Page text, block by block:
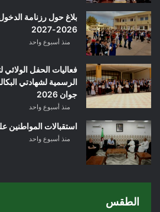
بلاغ حول رزنامة
2026-2027
منذ أسبوع واحد
فعاليات الحفل الولائي
الرسمية لشهادتي
جوان 2026
منذ أسبوع واحد
استقبالات المواطنين
منذ أسبوع واحد
الطقس